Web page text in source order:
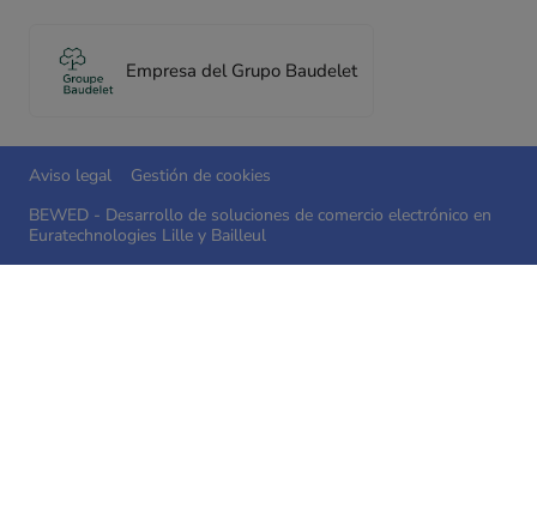
Empresa del Grupo Baudelet
Aviso legal
Gestión de cookies
BEWED - Desarrollo de soluciones de comercio electrónico en
Euratechnologies Lille y Bailleul